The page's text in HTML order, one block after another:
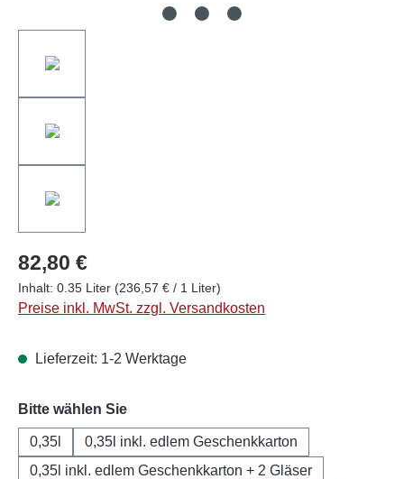
82,80 €
Inhalt: 0.35 Liter (236,57 € / 1 Liter)
Preise inkl. MwSt. zzgl. Versandkosten
Lieferzeit: 1-2 Werktage
Bitte wählen Sieauswählen
0,35l
0,35l inkl. edlem Geschenkkarton
0,35l inkl. edlem Geschenkkarton + 2 Gläser